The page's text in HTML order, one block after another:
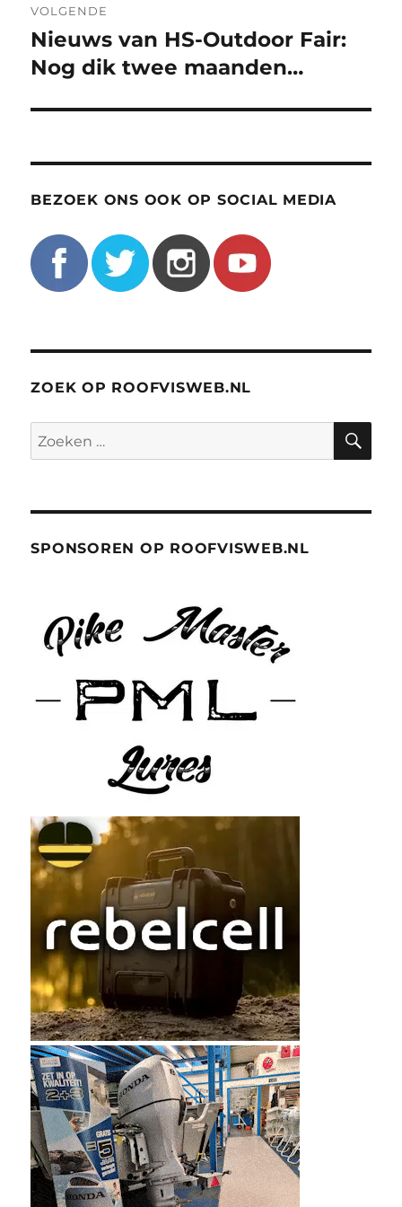
VOLGENDE
Volgend
bericht:
Nieuws van HS-Outdoor Fair:
Nog dik twee maanden…
BEZOEK ONS OOK OP SOCIAL MEDIA
ZOEK OP ROOFVISWEB.NL
Zoeken
naar:
SPONSOREN OP ROOFVISWEB.NL